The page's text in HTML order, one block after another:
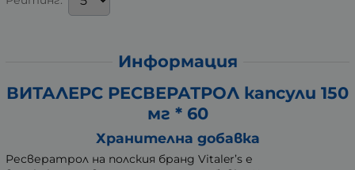
Информация
ВИТАЛЕРС РЕСВЕРАТРОЛ капсули 150
мг * 60
Хранителна добавка
Ресвератрол на полския бранд Vitaler’s е